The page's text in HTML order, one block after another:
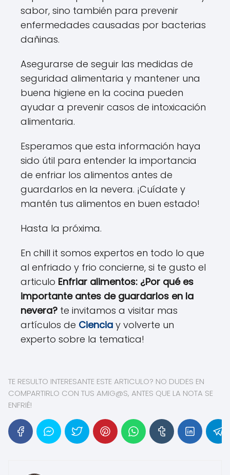
sabor, sino también para prevenir
enfermedades causadas por bacterias
dañinas.
Asegurarse de seguir las medidas de
seguridad alimentaria y mantener una
buena higiene en la cocina pueden
ayudar a prevenir casos de intoxicación
alimentaria.
Esperamos que esta información haya
sido útil para entender la importancia
de enfriar los alimentos antes de
guardarlos en la nevera. ¡Cuídate y
mantén tus alimentos en buen estado!
Hasta la próxima.
En chill it somos expertos en todo lo que
al enfriado y frio concierne, si te gusto el
articulo Enfriar alimentos: ¿Por qué es
importante antes de guardarlos en la
nevera? te invitamos a visitar mas
artículos de Ciencia y volverte un
experto sobre la tematica!
TE RESULTO INTERESANTE ESTE ARTICULO? NO DUDES EN
COMPARTIRLO CON TUS AMIG@S, ANTES QUE LA NOTA SE
ENFRIÉ!